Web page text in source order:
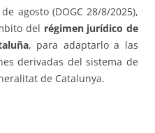
agosto (DOGC 28/8/2025),
del régimen jurídico de
, para adaptarlo a las
derivadas del sistema de
de Catalunya.